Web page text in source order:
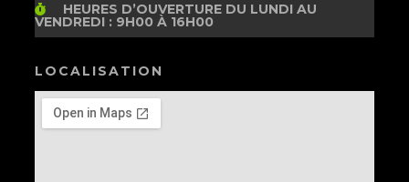
HEURES D’OUVERTUREDU LUNDI AU
VENDREDI : 9H00 À 16H00
LOCALISATION